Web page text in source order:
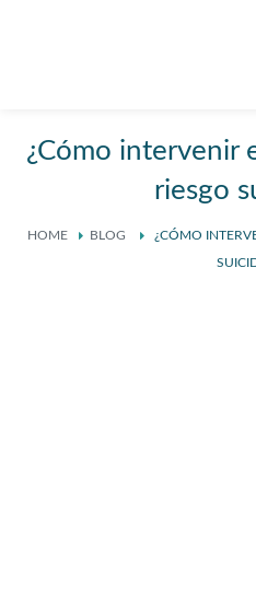
¿Cómo intervenir
riesgo
HOME BLOG ¿CÓMO